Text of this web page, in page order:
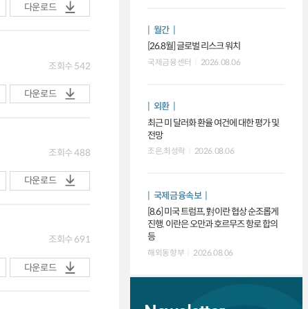
다운로드
조회수 542
다운로드
조회수488
다운로드
조회수 691
다운로드
월간
[26.8월] 글로벌 리스크 워치
국제금융센터 2026.08.06
외환
최근 미 달러화 환율 여건에 대한 평가 및
전망
조은,최성락 2026.08.06
국제금융속보
[8.6] 미국 트럼프, 對이란 협상 순조롭게
진행. 이란은 오만과 호르무즈 항로 합의
등
해외동향부 2026.08.06